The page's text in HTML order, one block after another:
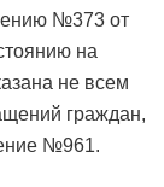
№373 от
на
не всем
граждан,
№961.